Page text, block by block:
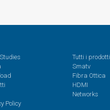
Policy
Tutti i prodotti
Smatv
Fibra Ottica
HDMI
Networks